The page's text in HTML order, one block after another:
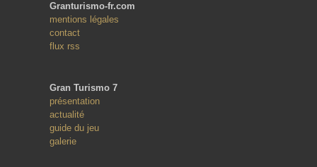
Granturismo-fr.com
mentions légales
contact
flux rss
Gran Turismo 7
présentation
actualité
guide du jeu
galerie